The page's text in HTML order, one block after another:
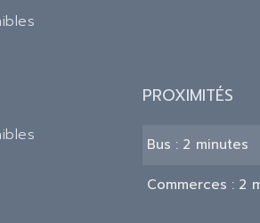
PROXIMITÉS
Bus 2 minutes
Commerces 2